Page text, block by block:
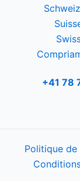
+41 78
Politique